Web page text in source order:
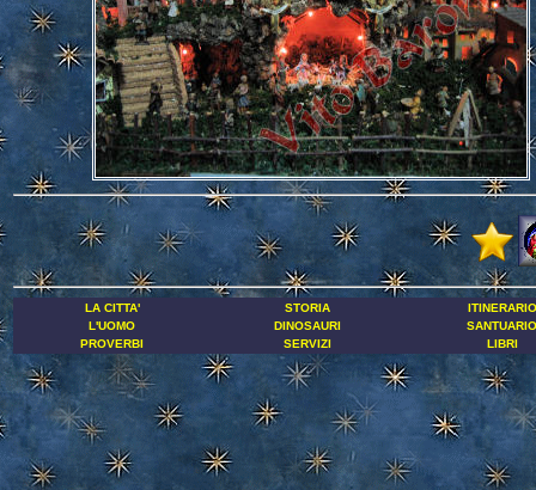
LA CITTA' STORIA
ITINERARIO
L'UOMO
DINOSAURI
SANTUARIO
PROVERBI
SERVIZI LIBRI